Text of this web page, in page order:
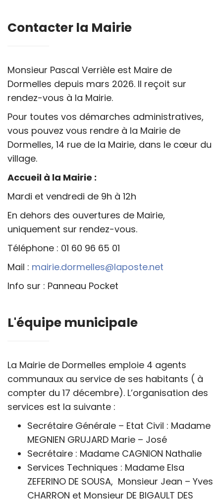
Contacter la Mairie
Monsieur Pascal Verrièle est Maire de
Dormelles depuis mars 2026. Il reçoit sur
rendez-vous à la Mairie.
Pour toutes vos démarches administratives,
vous pouvez vous rendre à la Mairie de
Dormelles, 14 rue de la Mairie, dans le cœur du
village.
Accueil à la Mairie :
Mardi et vendredi de 9h à 12h
En dehors des ouvertures de Mairie,
uniquement sur rendez-vous.
Téléphone : 01 60 96 65 01
Mail : mairie.dormelles@laposte.net
Info sur : Panneau Pocket
L'équipe municipale
La Mairie de Dormelles emploie 4 agents
communaux au service de ses habitants ( à
compter du 17 décembre). L’organisation des
services est la suivante :
Secrétaire Générale – Etat Civil : Madame
MEGNIEN GRUJARD Marie – José
Secrétaire : Madame CAGNION Nathalie
Services Techniques : Madame Elsa
ZEFERINO DE SOUSA, Monsieur Jean – Yves
CHARRON et Monsieur DE BIGAULT DES